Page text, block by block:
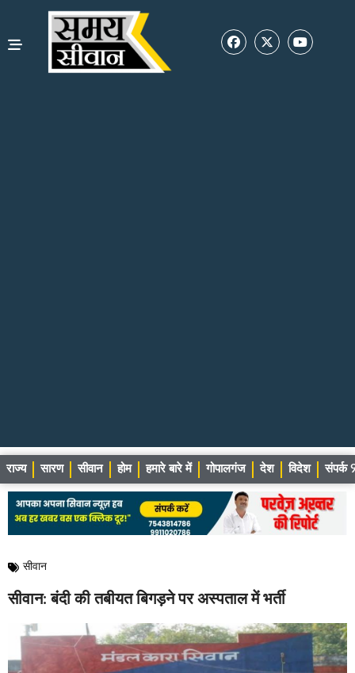
राज्य सारण सीवान होम हमारे बारे में गोपालगंज देश विदेश संपर्क
सीवान
सीवान: बंदी की तबीयत बिगड़ने पर अस्पताल में भर्ती